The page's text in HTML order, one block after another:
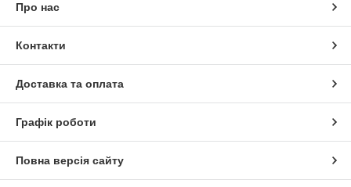
Про нас
Контакти
Доставка та оплата
Графік роботи
Повна версія сайту